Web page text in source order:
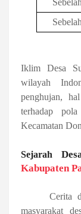
Iklim Desa
wilayah
penghujan,
terhadap
Kecamatan
Sejarah
Kabupaten
Cerita
masyarakat